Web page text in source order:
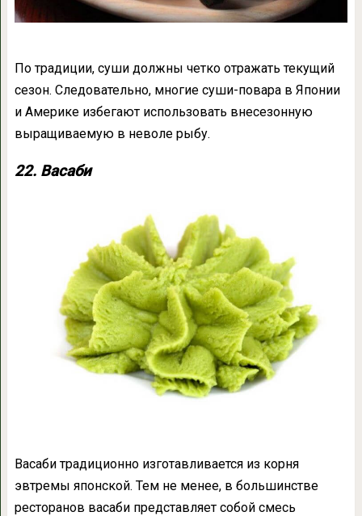
По традиции, суши должны четко отражать текущий
сезон. Следовательно, многие суши-повара в Японии
и Америке избегают использовать внесезонную
выращиваемую в неволе рыбу.
22. Васаби
Васаби традиционно изготавливается из корня
эвтремы японской. Тем не менее, в большинстве
ресторанов васаби представляет собой смесь